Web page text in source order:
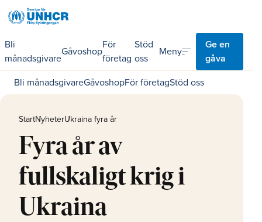
Bli
månadsgivare
Gåvoshop
För
företag
Stöd
oss
Menysort
Ge en
gåva
Bli månadsgivareGåvoshopFör företagStöd oss
StartNyheterUkraina fyra år
Fyra år av
fullskaligt krig i
Ukraina